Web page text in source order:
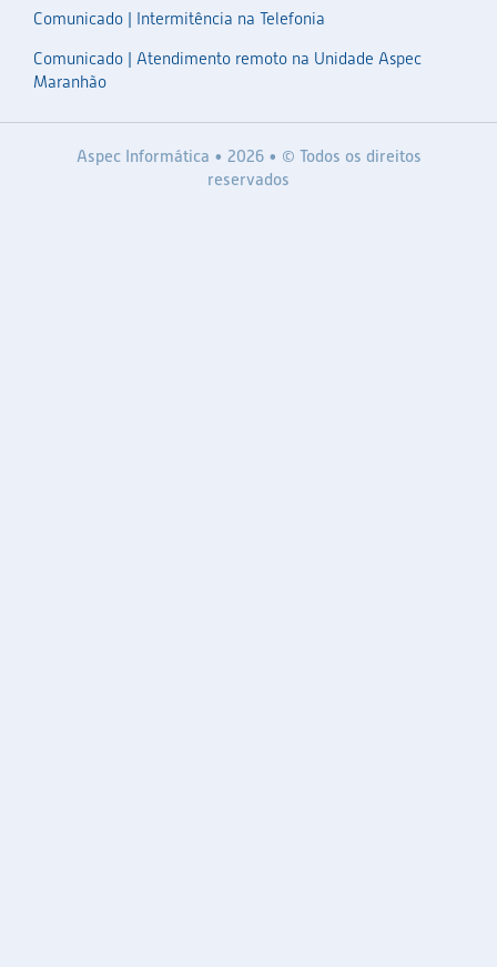
Comunicado | Intermitência na Telefonia
Comunicado | Atendimento remoto na Unidade Aspec
Maranhão
Aspec Informática • 2026 • © Todos os direitos
reservados